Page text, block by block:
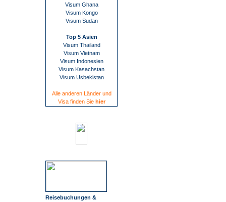
Visum Ghana
Visum Kongo
Visum Sudan
Top 5 Asien
Visum Thailand
Visum Vietnam
Visum Indonesien
Visum Kasachstan
Visum Usbekistan
Alle anderen Länder und
Visa finden Siehier
Reisebuchungen &